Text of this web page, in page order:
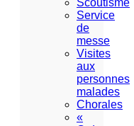
Scoutisme
Service
de
messe
Visites
aux
personnes
malades
Chorales
«